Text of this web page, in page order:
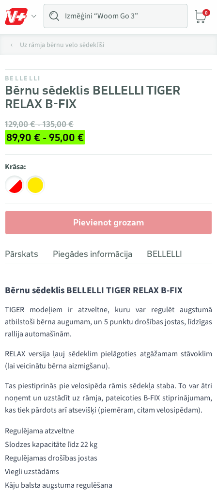
0
Uz rāmja bērnu velo sēdeklīši
BELLELLI
Bērnu sēdeklis BELLELLI TIGER
RELAX B-FIX
129,00 € - 135,00 €
89,90 € - 95,00 €
Krāsa:
Pievienot grozam
Pārskats Piegādes informācija BELLELLI
Bērnu sēdeklis BELLELLI TIGER RELAX B-FIX
TIGER modeļiem ir atzveltne, kuru var regulēt augstumā
atbilstoši bērna augumam, un 5 punktu drošības jostas, līdzīgas
rallija automašīnām.
RELAX versija ļauj sēdeklim pielāgoties atgāžamam stāvoklim
(lai veicinātu bērna aizmigšanu).
Tas piestiprinās pie velosipēda rāmis sēdekļa staba. To var ātri
noņemt un uzstādīt uz rāmja, pateicoties B-FIX stiprinājumam,
kas tiek pārdots arī atsevišķi (piemēram, citam velosipēdam).
Regulējama atzveltne
Slodzes kapacitāte līdz 22 kg
Regulējamas drošības jostas
Viegli uzstādāms
Kāju balsta augstuma regulēšana